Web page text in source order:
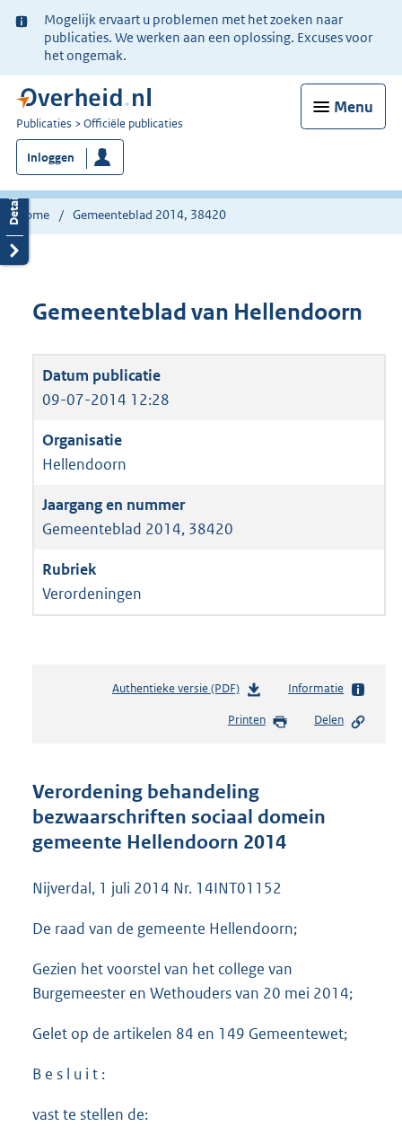
Ter
informatie:
Mogelijk ervaart u problemen met het zoeken naar
publicaties. We werken aan een oplossing. Excuses voor
het ongemak.
Menu
U
bent
nu
hier:
Publicaties Officiële publicaties
Inloggen
Home Gemeenteblad 2014, 38420
Gemeenteblad van Hellendoorn
09-07-2014 12:28
Hellendoorn
Gemeenteblad 2014, 38420
Verordeningen
Authentieke versie (PDF)b
s
d
s
g
o
t
:
3
1
Informatie
Printen Delen
Verordening behandeling
bezwaarschriften sociaal domein
gemeente Hellendoorn 2014
Nijverdal, 1 juli 2014 Nr. 14INT01152
De raad van de gemeente Hellendoorn;
Gezien het voorstel van het college van
Burgemeester en Wethouders van 20 mei 2014;
Gelet op de artikelen 84 en 149 Gemeentewet;
B e s l u i t :
vast te stellen de: